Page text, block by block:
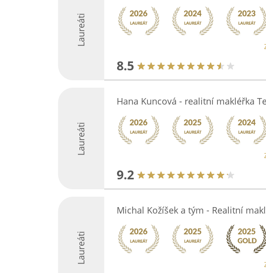
Laureáti
8.5
Laureáti
Hana Kuncová - realitní makléřka
9.2
Laureáti
Michal Kožíšek a tým - Realitní